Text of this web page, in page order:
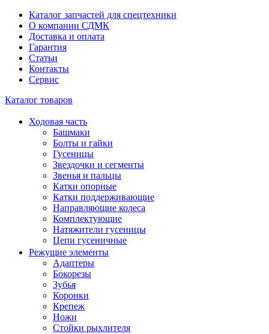
Каталог запчастей для спецтехники
О компании СДМК
Доставка и оплата
Гарантия
Статьи
Контакты
Сервис
Каталог товаров
Ходовая часть
Башмаки
Болты и гайки
Гусеницы
Звездочки и сегменты
Звенья и пальцы
Катки опорные
Катки поддерживающие
Направляющие колеса
Комплектующие
Натяжители гусеницы
Цепи гусеничные
Режущие элементы
Адаптеры
Бокорезы
Зубья
Коронки
Крепеж
Ножи
Стойки рыхлителя